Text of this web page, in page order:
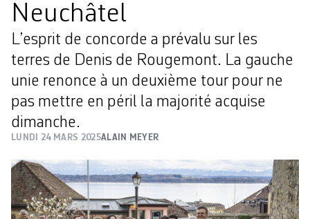
Neuchâtel
L’esprit de concorde a prévalu sur les
terres de Denis de Rougemont. La gauche
unie renonce à un deuxième tour pour ne
pas mettre en péril la majorité acquise
dimanche.
LUNDI 24 MARS 2025ALAIN MEYER